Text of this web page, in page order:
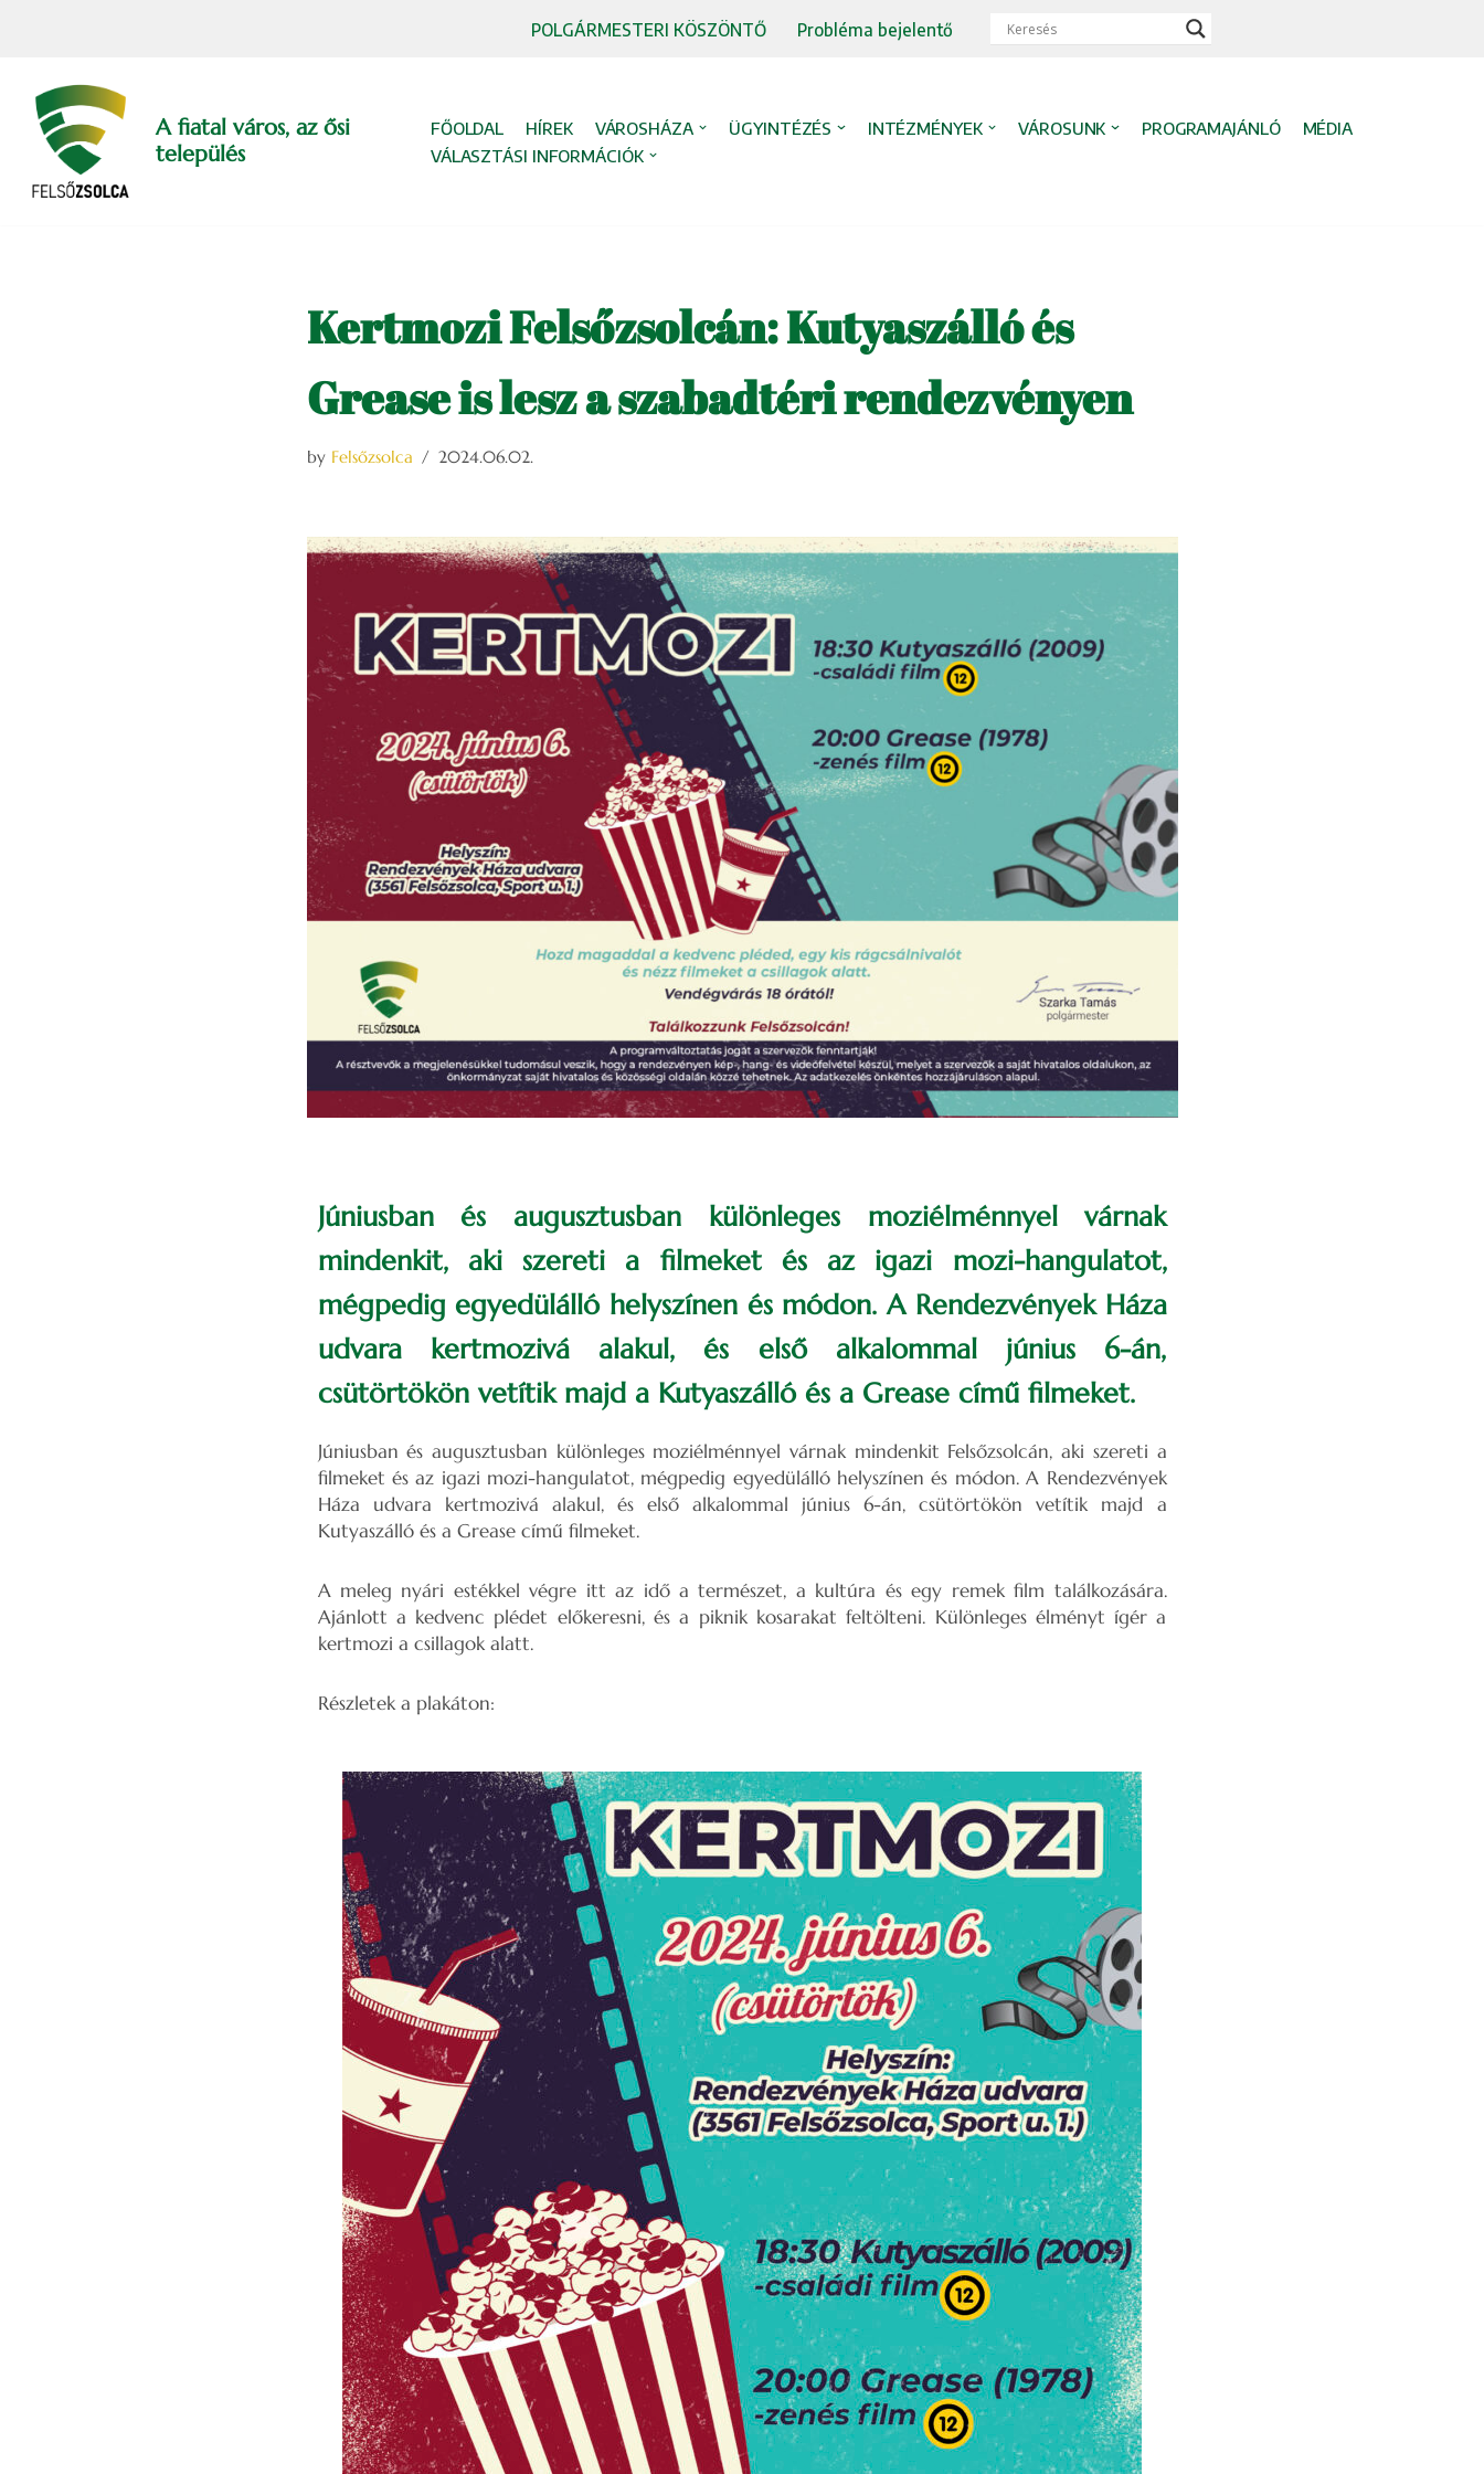
content
POLGÁRMESTERI KÖSZÖNTŐ Probléma bejelentő
A fiatal város, az ősi
település
FŐOLDAL HÍREK VÁROSHÁZA ÜGYINTÉZÉS INTÉZMÉNYEK VÁROSUNK PROGRAMAJÁNLÓ
MÉDIA
VÁLASZTÁSI INFORMÁCIÓK
Kertmozi Felsőzsolcán: Kutyaszálló és
Grease is lesz a szabadtéri rendezvényen
by Felsőzsolca 2024.06.02.
Júniusban és augusztusban különleges moziélménnyel várnak
mindenkit, aki szereti a filmeket és az igazi mozi-hangulatot,
mégpedig egyedülálló helyszínen és módon. A Rendezvények Háza
udvara kertmozivá alakul, és első alkalommal június 6-án,
csütörtökön vetítik majd a Kutyaszálló és a Grease című filmeket.
Júniusban és augusztusban különleges moziélménnyel várnak mindenkit Felsőzsolcán, aki szereti a
filmeket és az igazi mozi-hangulatot, mégpedig egyedülálló helyszínen és módon. A Rendezvények
Háza udvara kertmozivá alakul, és első alkalommal június 6-án, csütörtökön vetítik majd a
Kutyaszálló és a Grease című filmeket.
A meleg nyári estékkel végre itt az idő a természet, a kultúra és egy remek film találkozására.
Ajánlott a kedvenc plédet előkeresni, és a piknik kosarakat feltölteni. Különleges élményt ígér a
kertmozi a csillagok alatt.
Részletek a plakáton: